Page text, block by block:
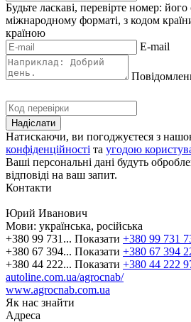
Будьте ласкаві, перевірте номер: його
міжнародному форматі, з кодом
країною
E-mail
Натискаючи, ви погоджуєтеся з
конфіденційності та угодою
Ваші персональні дані будуть
відповіді на ваш запит.
Контакти
Юрий Иванович
Мови: українська, російська
+380 99 731... Показати +380 99 731
+380 67 394... Показати +380 67 394
+380 44 222... Показати +380 44 222
autoline.com.ua/agrocnab/
www.agrocnab.com.ua
Як нас знайти
Адреса